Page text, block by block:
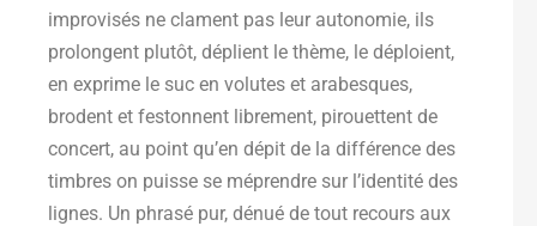
improvisés ne clament pas leur autonomie, ils
prolongent plutôt, déplient le thème, le déploient,
en exprime le suc en volutes et arabesques,
brodent et festonnent librement, pirouettent de
concert, au point qu’en dépit de la différence des
timbres on puisse se méprendre sur l’identité des
lignes. Un phrasé pur, dénué de tout recours aux